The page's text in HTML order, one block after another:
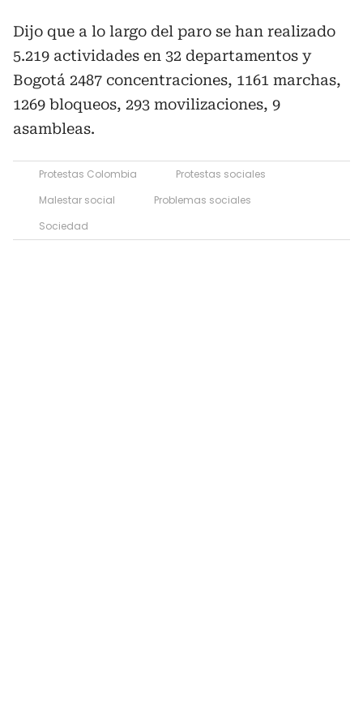
Dijo que a lo largo del paro se han realizado
5.219 actividades en 32 departamentos y
Bogotá 2487 concentraciones, 1161 marchas,
1269 bloqueos, 293 movilizaciones, 9
asambleas.
Protestas Colombia
Protestas sociales
Malestar social
Problemas sociales
Sociedad